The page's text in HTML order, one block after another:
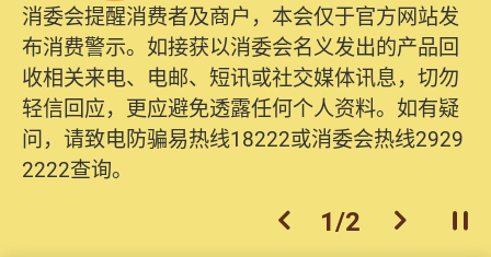
消委会提醒消费者及商户，本会仅于官方网站发
布消费警示。如接获以消委会名义发出的产品回
收相关来电、电邮、短讯或社交媒体讯息，切勿
轻信回应，更应避免透露任何个人资料。如有疑
问，请致电防骗易热线18222或消委会热线2929
2222查询。
上一个
1/2 下一个开